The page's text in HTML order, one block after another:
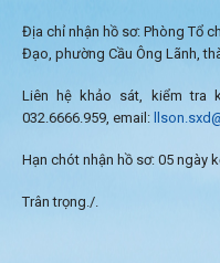
Địa chỉ nhận hồ sơ: Phòng Tổ
Đạo, phường Cầu Ông Lãnh,
Liên hệ khảo sát, kiểm tra
032.6666.959, email:
Hạn chót nhận hồ sơ: 05 ngày
Trân trọng./.